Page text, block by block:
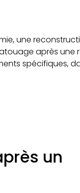
une
après une
spécifiques,
un